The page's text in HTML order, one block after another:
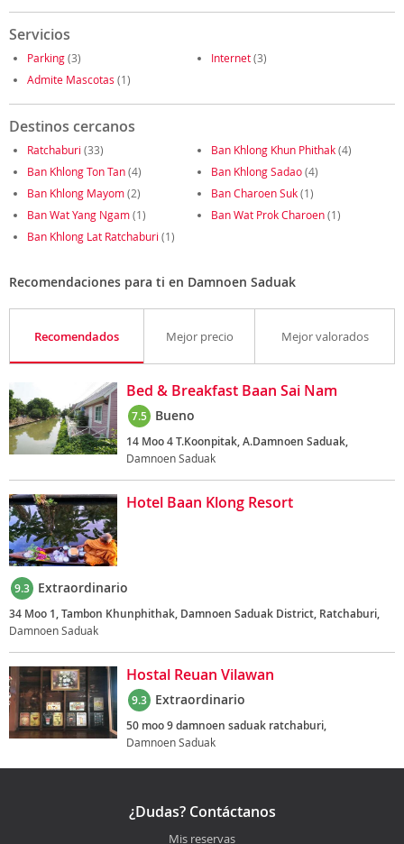
Servicios
Parking(3) Internet(3)
Admite Mascotas (1)
Destinos cercanos
Ratchaburi (33) Ban Khlong Khun Phithak(4)
Ban Khlong Ton Tan(4) Ban Khlong Sadao(4)
Ban Khlong Mayom(2) Ban Charoen Suk(1)
Ban Wat Yang Ngam(1) Ban Wat Prok Charoen(1)
Ban Khlong Lat Ratchaburi (1)
Recomendaciones para ti en Damnoen Saduak
Recomendados Mejor precio Mejor valorados
Bed & Breakfast Baan Sai Nam
7.5 Bueno
14 Moo 4 T.Koonpitak, A.Damnoen Saduak,
Damnoen Saduak
Hotel Baan Klong Resort
9.3 Extraordinario
34 Moo 1, Tambon Khunphithak, Damnoen Saduak District, Ratchaburi,
Damnoen Saduak
Hostal Reuan Vilawan
9.3 Extraordinario
50 moo 9 damnoen saduak ratchaburi,
Damnoen Saduak
¿Dudas? Contáctanos
Mis reservas